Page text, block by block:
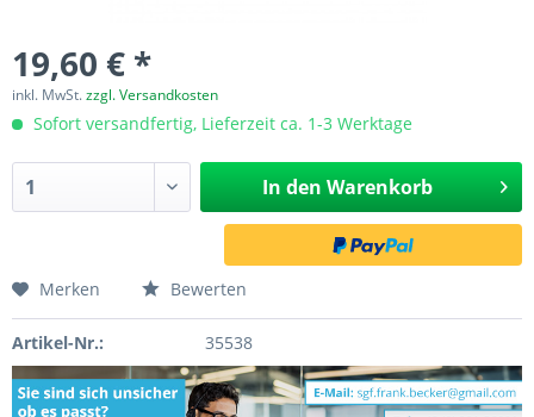
19,60 € *
inkl. MwSt.zzgl. Versandkosten
Sofort versandfertig, Lieferzeit ca. 1-3 Werktage
In den Warenkorb
Merken Bewerten
Artikel-Nr.: 35538